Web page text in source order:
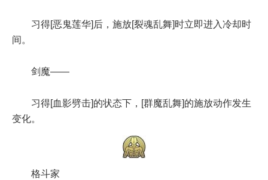
习得[恶鬼莲华]后，施放[裂魂乱舞]时立即进入冷却时
间。
剑魔——
习得[血影劈击]的状态下，[群魔乱舞]的施放动作发生
变化。
格斗家